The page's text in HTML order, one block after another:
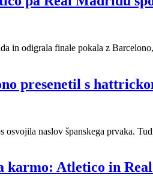
in odigrala finale pokala z
presenetil s
osvojila naslov španskega prvaka.
karmo: Atletico in